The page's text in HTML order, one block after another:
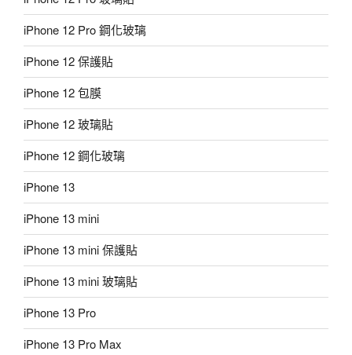
iPhone 12 Pro 鋼化玻璃
iPhone 12 保護貼
iPhone 12 包膜
iPhone 12 玻璃貼
iPhone 12 鋼化玻璃
iPhone 13
iPhone 13 mini
iPhone 13 mini 保護貼
iPhone 13 mini 玻璃貼
iPhone 13 Pro
iPhone 13 Pro Max